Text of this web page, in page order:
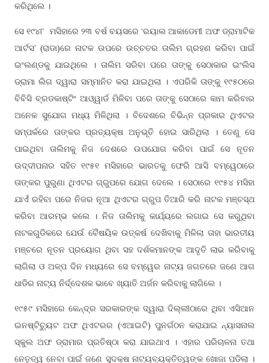
କରିଥିଲେ ।
ସେ ୧୯୪୮ ମସିହାରେ ୨୩ ବର୍ଷ ବୟସରେ ‘ରୟାଲ ଆକାଡେମୀ ଅଫ ଡ୍ରାମାଟିକ
ଆର୍ଟସ’ (ରାଡା)ରେ ନାଟକ ଉପରେ ଉଚ୍ଚତର ତାଲିମ ଗ୍ରହଣ କରିବା ପାଇଁ
ଇଂଲଣ୍ଡକୁ ଯାଇଥିଲେ । ତାଲିମ ସରିବା ପରେ ତାଙ୍କୁ ସେଠାକାର ଇଂଲିସ
ଡ୍ରାମା ଲିଗ ଦ୍ୱାରା ସମ୍ମାନିତ କରା ଯାଇଥିଲା । ଏପରିକି ତାଙ୍କୁ ୧୯୫୦ରେ
ବିବିସି ବ୍ରଡକାଷ୍ଟିଂ ଆଓ୍ୱାର୍ଡ ମିଳିବା ପରେ ତାଙ୍କୁ ସେଠାରେ କାମ କରିବାର
ଅନେକ ସୁଯୋଗ ମଧ୍ୟ ମିଳିଥିଲା । ବିଦେଶରେ ବିଭିନ୍ନ ପ୍ରକାର ଥିଏଟର
ସମ୍ପର୍କରେ ତାଙ୍କର ପ୍ରତ୍ୟକ୍ଷ ଅନୁଭୂତି ହୋଇ ସାରିଥିଲା । ତେଣୁ ସେ
ପାଇଥିବା ତାଲିମକୁ ନିଜ ଦେଶରେ ଉପଯୋଗ କରିବା ପାଇଁ ସେ ନୂତନ
ଉଦ୍ଦୀପନାର ସହିତ ୧୯୫୧ ମସିହାରେ ଭାରତକୁ ଫେରି ଆସି ବମ୍ୱେଠାରେ
ତାଙ୍କର ପୁରୁଣା ଥିଏଟର ଗ୍ରୁପରେ ଯୋଗ ଦେଲେ । ସେଠାରେ ୧୯୫୪ ମସିହା
ଯାଏଁ ରହିବା ପରେ ନିଜର ନୂଆ ଥିଏଟର ଗ୍ରୁପ ତିଆରି କରି ନାଟକ ମଞ୍ଚସ୍ଥ
କରିବା ଆରମ୍ଭ କଲେ । ନିଜ ତାଲିମକୁ କାର୍ଯ୍ୟରେ ଲଗାଇ ସେ କରୁଥିବା
ନାଟକଗୁଡିକରେ ଯେଉଁ ବୈଷୟିକ ଉତ୍କର୍ଷ ଦେଖିବାକୁ ମିଳିଲା ତାହା ଭାରତୀୟ
ମଞ୍ଚରେ ନୂତନ ପ୍ରୟୋଗ ଥିବା ସହ ଦର୍ଶକମାନଙ୍କ ଆଦୃତି ଲାଭ କରିବାକୁ
ଲାଗିଲା ଓ ଅଳ୍ପ ଦିନ ମଧ୍ୟରେ ସେ ବମ୍ୱେର ନାଟ୍ୟ ଜଗତରେ ଜଣେ ଆଗ
ଧାଡିର ନାଟ୍ୟ ନିର୍ଦ୍ଦେଶକ ଭାବେ ଖ୍ୟାତି ଅର୍ଜନ କରିବାକୁ ଲାଗିଲେ ।
୧୯୫୯ ମସିହାରେ କେନ୍ଦ୍ର ସରକାରଙ୍କ ଦ୍ୱାରା ଦିଲ୍ଲୀଠାରେ ଥିବା ଏସିଆନ
ଇନଷ୍ଟିଚ୍ୟୁଟ ଅଫ ଥିଏଟରର (ଏଆଇଟି) ପୁନର୍ଗଠନ କରାଯାଇ ନ୍ୟାସନାଲ
ସ୍କୁଲ ଅଫ ଡ୍ରାମାର ପ୍ରତିଷ୍ଠା କରା ଯାଇଥାଏ । ଏହାର ପରିଚାଳନା ତଥା
ନେତୃତ୍ୱ ନେବା ପାଇଁ ଜଣେ ସୁଦକ୍ଷ ନାଟ୍ୟବ୍ୟକ୍ତିତ୍ୱଙ୍କ ଖୋଜା ପଡିଲା ।